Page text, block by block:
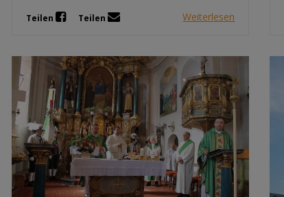
Teilen Teilen Weiterlesen